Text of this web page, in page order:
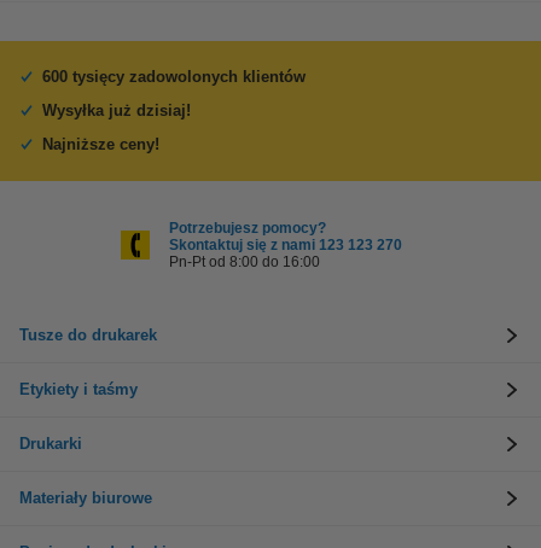
600 tysięcy zadowolonych klientów
Wysyłka już dzisiaj!
Najniższe ceny!
Potrzebujesz pomocy?
Skontaktuj się z nami 123 123 270
Pn-Pt od 8:00 do 16:00
Tusze do drukarek
Etykiety i taśmy
Drukarki
Materiały biurowe